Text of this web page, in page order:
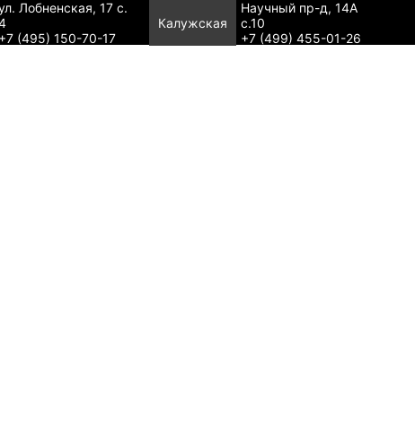
Лобненская, 17 с.
+7 (495) 150-70-17
Калужская
Научный пр-д, 14А
с.10
+7 (499) 455-01-26